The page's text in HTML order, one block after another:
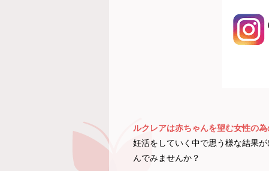
ルクレアは赤ちゃんを望む女性の
妊活をしていく中で思う様な結果
んでみませんか？